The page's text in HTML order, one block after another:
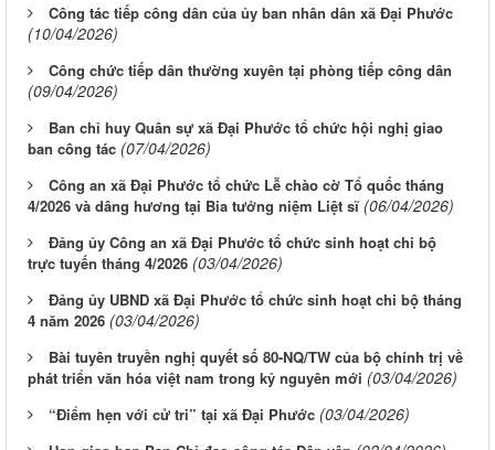
Công tác tiếp công dân của ủy ban nhân dân xã Đại Phước
(10/04/2026)
Công chức tiếp dân thường xuyên tại phòng tiếp công dân
(09/04/2026)
Ban chỉ huy Quân sự xã Đại Phước tổ chức hội nghị giao
ban công tác (07/04/2026)
Công an xã Đại Phước tổ chức Lễ chào cờ Tổ quốc tháng
4/2026 và dâng hương tại Bia tưởng niệm Liệt sĩ (06/04/2026)
Đảng ủy Công an xã Đại Phước tổ chức sinh hoạt chi bộ
trực tuyến tháng 4/2026 (03/04/2026)
Đảng ủy UBND xã Đại Phước tổ chức sinh hoạt chi bộ tháng
4 năm 2026 (03/04/2026)
Bài tuyên truyền nghị quyết số 80-NQ/TW của bộ chính trị về
phát triển văn hóa việt nam trong kỷ nguyên mới (03/04/2026)
“Điểm hẹn với cử tri” tại xã Đại Phước (03/04/2026)